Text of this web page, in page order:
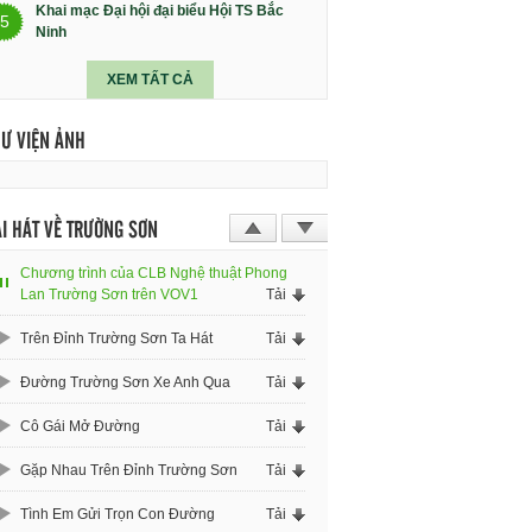
5
Khai mạc Đại hội đại biểu Hội TS Bắc
Ninh
XEM TẤT CẢ
VIỆN ẢNH
HÁT VỀ TRƯỜNG SƠN
Chương trình của CLB Nghệ thuật Phong
Lan Trường Sơn trên VOV1
Tải
Trên Đỉnh Trường Sơn Ta Hát Tải
Đường Trường Sơn Xe Anh Qua Tải
Cô Gái Mở Đường Tải
Gặp Nhau Trên Đỉnh Trường Sơn Tải
Tình Em Gửi Trọn Con Đường Tải